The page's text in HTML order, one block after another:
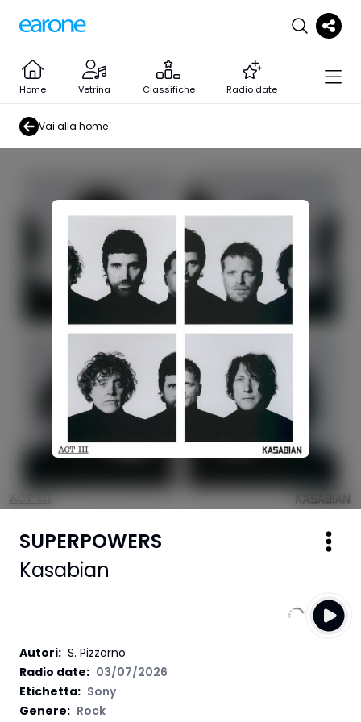
Home Vetrina Classifiche Radio date
Vai alla home
SUPERPOWERS
Kasabian
Autori: S. Pizzorno
Radio date: 03/07/2026
Etichetta: Sony
Genere: Rock